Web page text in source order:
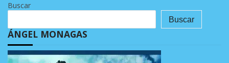
Buscar
Buscar
ÁNGEL MONAGAS